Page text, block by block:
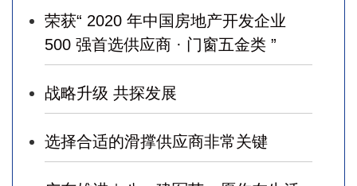
荣获“ 2020 年中国房地产开发企业
500 强首选供应商 · 门窗五金类 ”
战略升级 共探发展
选择合适的滑撑供应商非常关键